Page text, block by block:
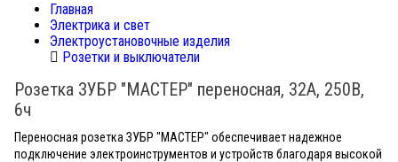
Главная
Электрика и свет
Электроустановочные изделия
Розетки и выключатели
Розетка ЗУБР "МАСТЕР" переносная, 32A, 250B,
6ч
Переносная розетка ЗУБР "МАСТЕР" обеспечивает надежное
подключение электроинструментов и устройств благодаря высокой